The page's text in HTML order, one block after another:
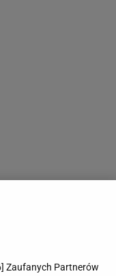
] Zaufanych Partnerów